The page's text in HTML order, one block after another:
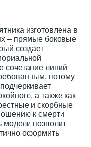
изготовлена в
– прямые боковые
создает
сочетание линий
потому
а также как
и скорбные
к смерти
модели позволит
оформить